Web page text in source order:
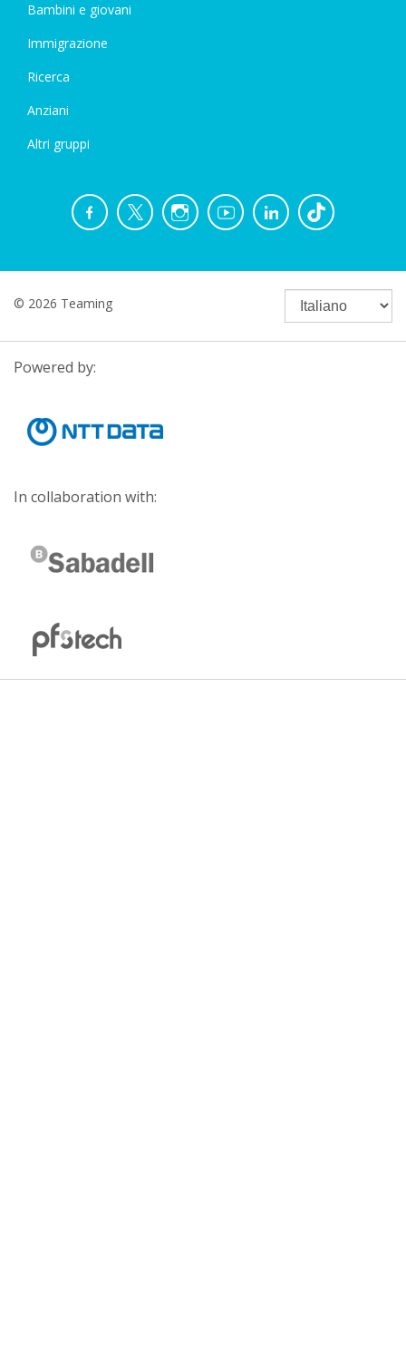
Bambini e giovani
Immigrazione
Ricerca
Anziani
Altri gruppi
© 2026 Teaming
Powered by:
In collaboration with: